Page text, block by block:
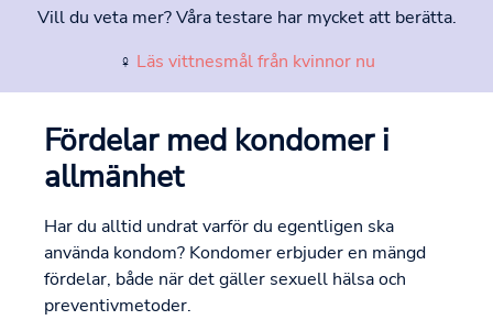
Vill du veta mer? Våra testare har mycket att berätta.
♀ Läs vittnesmål från kvinnor nu
Fördelar med kondomer i
allmänhet
Har du alltid undrat varför du egentligen ska
använda kondom? Kondomer erbjuder en mängd
fördelar, både när det gäller sexuell hälsa och
preventivmetoder.